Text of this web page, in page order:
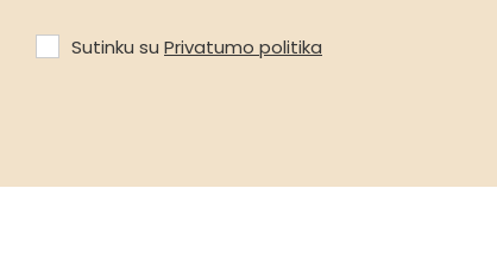
Sutinku su Privatumo politika